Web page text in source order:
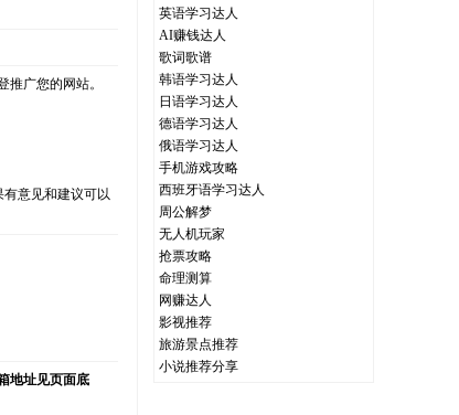
广您的网站。
有意见和建议可以
地址见页面底
英语学习达人
AI赚钱达人
歌词歌谱
韩语学习达人
日语学习达人
德语学习达人
俄语学习达人
手机游戏攻略
西班牙语学习达人
周公解梦
无人机玩家
抢票攻略
命理测算
网赚达人
影视推荐
旅游景点推荐
小说推荐分享